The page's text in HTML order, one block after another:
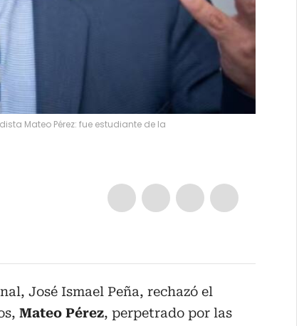
Mateo Pérez: fue estudiante de la
José Ismael Peña, rechazó el
Mateo Pérez, perpetrado por las